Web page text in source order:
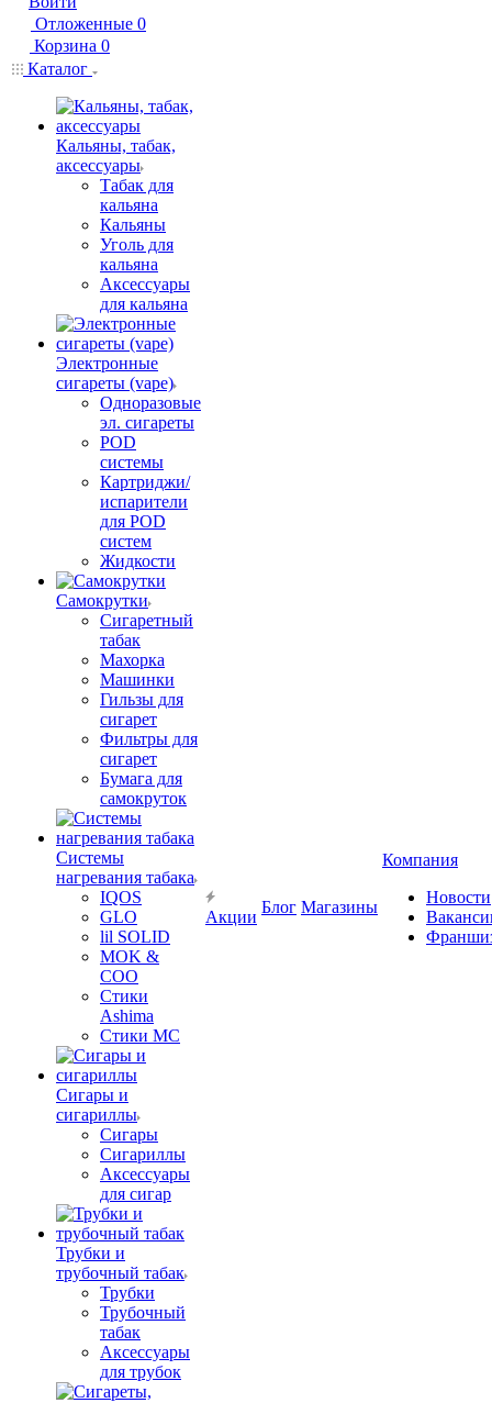
Отложенные 0
Корзина 0
Каталог
Кальяны, табак,
аксессуары
Табак для
кальяна
Кальяны
Уголь для
кальяна
Аксессуары
для кальяна
Электронные
сигареты (vape)
Одноразовые
эл. сигареты
POD
системы
Картриджи/
испарители
для POD
систем
Жидкости
Самокрутки
Сигаретный
табак
Махорка
Машинки
Гильзы для
сигарет
Фильтры для
сигарет
Бумага для
самокруток
Системы
нагревания табака
IQOS
GLO
lil SOLID
MOK &
COO
Стики
Ashima
Стики MC
Сигары и
сигариллы
Сигары
Сигариллы
Аксессуары
для сигар
Трубки и
трубочный табак
Трубки
Трубочный
табак
Аксессуары
для трубок
Акции
Блог Магазины
Компания
Новости